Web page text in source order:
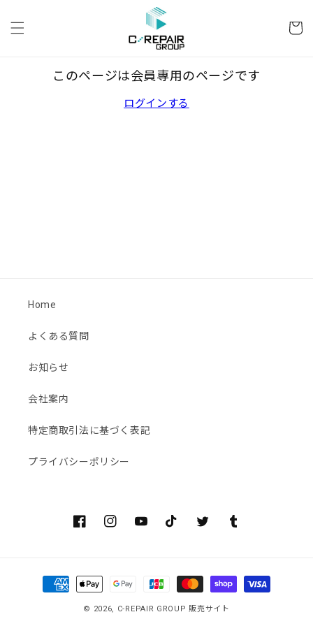
進む
ー
このページは会員専用のページです
ログインする
Home
よくある質問
お知らせ
会社案内
特定商取引法に基づく表記
プライバシーポリシー
FacebookInstagramYouTubeTikTok Twitter Tumblr
決
済
© 2026, C-REPAIR GROUP 販売サイト